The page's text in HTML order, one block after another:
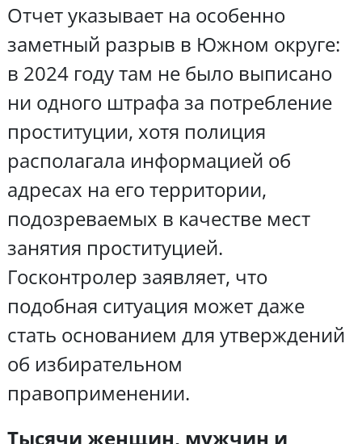
Отчет указывает на особенно
заметный разрыв в Южном округе:
в 2024 году там не было выписано
ни одного штрафа за потребление
проституции, хотя полиция
располагала информацией об
адресах на его территории,
подозреваемых в качестве мест
занятия проституцией.
Госконтролер заявляет, что
подобная ситуация может даже
стать основанием для утверждений
об избирательном
правоприменении.
Тысячи женщин, мужчин и